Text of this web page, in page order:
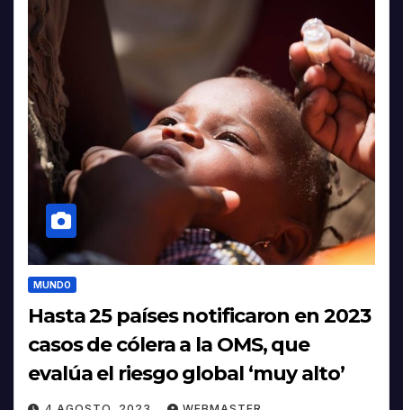
MUNDO
Hasta 25 países notificaron en 2023
casos de cólera a la OMS, que
evalúa el riesgo global ‘muy alto’